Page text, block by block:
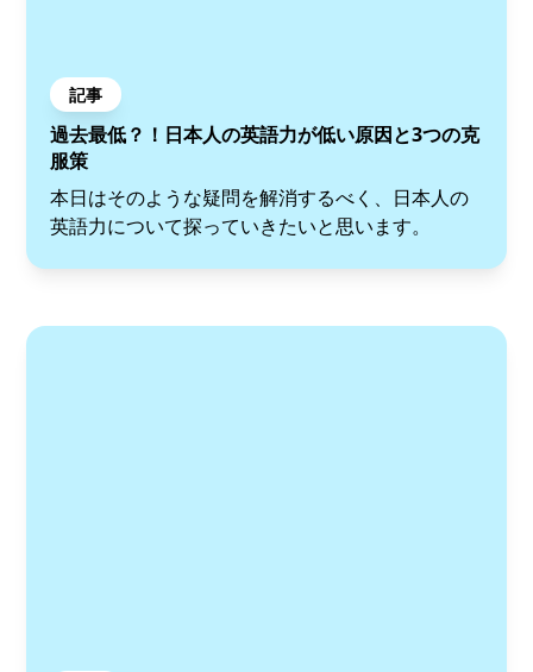
記事
過去最低？！日本人の英語力が低い原因と3つの克
服策
本日はそのような疑問を解消するべく、日本人の
英語力について探っていきたいと思います。